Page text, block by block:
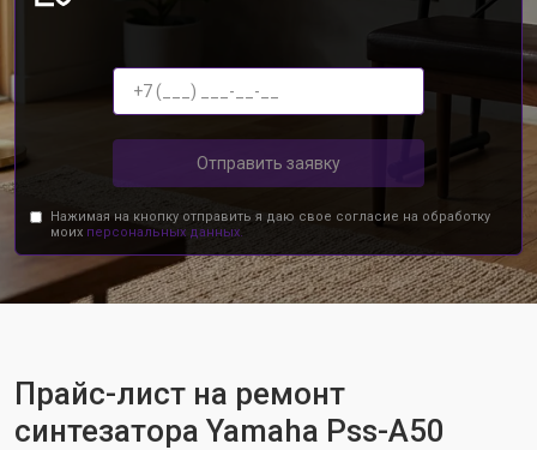
Отправить заявку
Нажимая на кнопку отправить я даю свое согласие на обработку
моих персональных данных.
Прайс-лист на ремонт
синтезатора Yamaha Pss-A50